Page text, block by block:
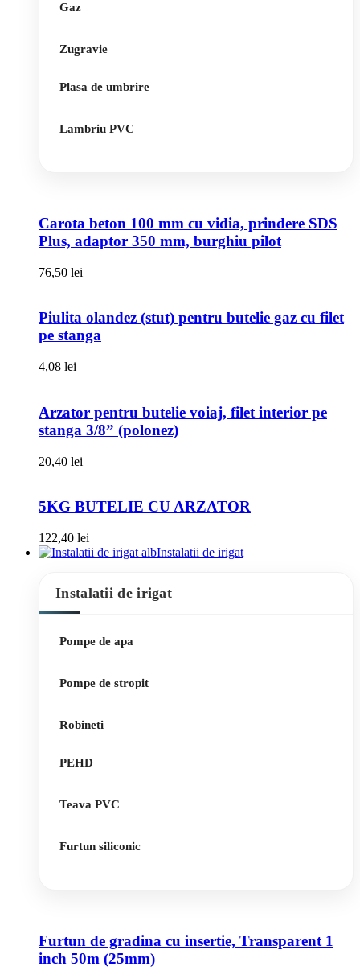
Gaz
Zugravie
Plasa de umbrire
Lambriu PVC
Carota beton 100 mm cu vidia, prindere SDS
Plus, adaptor 350 mm, burghiu pilot
76,50 lei
Piulita olandez (stut) pentru butelie gaz cu filet
pe stanga
4,08 lei
Arzator pentru butelie voiaj, filet interior pe
stanga 3/8” (polonez)
20,40 lei
5KG BUTELIE CU ARZATOR
122,40 lei
Instalatii de irigat
Instalatii de irigat
Pompe de apa
Pompe de stropit
Robineti
PEHD
Teava PVC
Furtun siliconic
Furtun de gradina cu insertie, Transparent 1
inch 50m (25mm)